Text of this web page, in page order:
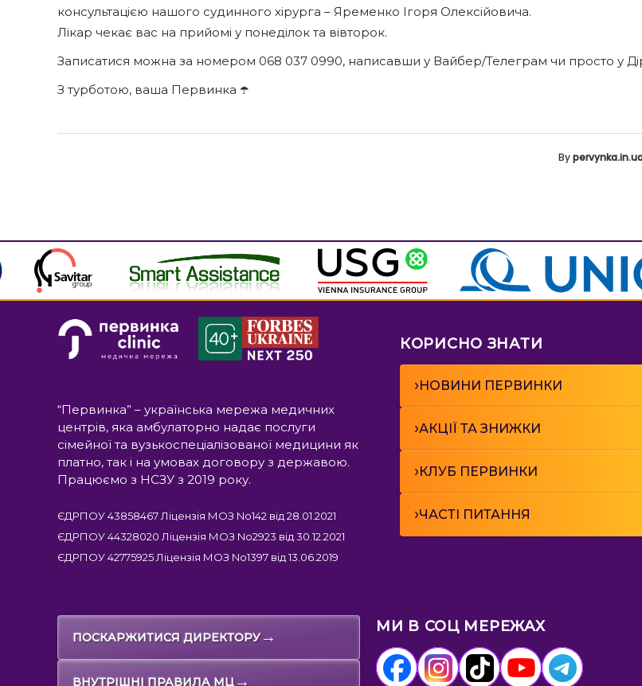
консультацією нашого судинного хірурга – Яременко Ігоря Олексійовича.
Лікар чекає вас на прийомі у понеділок та вівторок.
Записатися можна за номером 068 037 0990, написавши у Вайбер/Телеграм чи просто у
З турботою, ваша Первинка ☂️
By
“Первинка” – українська мережа медичних
центрів, яка амбулаторно надає послуги
сімейної та вузькоспеціалізованої медицини як
платно, так і на умовах договору з державою.
Працюємо з НСЗУ з 2019 року.
ЄДРПОУ 43858467 Ліцензія МОЗ No142 від 28.01.2021
ЄДРПОУ 44328020 Ліцензія МОЗ No2923 від 30.12.2021
ЄДРПОУ 42775925 Ліцензія МОЗ No1397 від 13.06.2019
КОРИСНО ЗНАТИ
› НОВИНИ ПЕРВИНКИ
›АКЦІЇ ТА ЗНИЖКИ
› КЛУБ ПЕРВИНКИ
›ЧАСТІ ПИТАННЯ
ПОСКАРЖИТИСЯ ДИРЕКТОРУ→
ВНУТРІШНІ ПРАВИЛА МЦ→
МИ В СОЦ МЕРЕЖАХ